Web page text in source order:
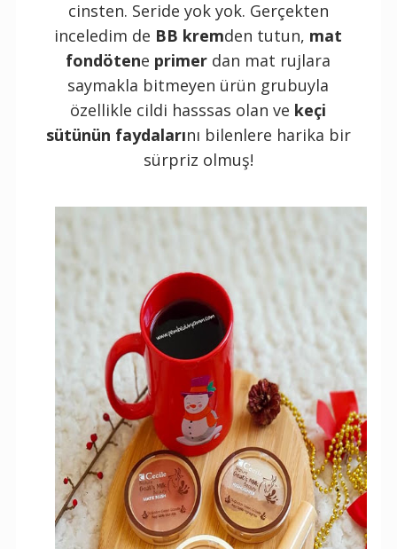
cinsten. Seride yok yok. Gerçekten
inceledim de BB kremden tutun, mat
fondötene primer dan mat rujlara
saymakla bitmeyen ürün grubuyla
özellikle cildi hasssas olan ve keçi
sütünün faydalarını bilenlere harika bir
sürpriz olmuş!